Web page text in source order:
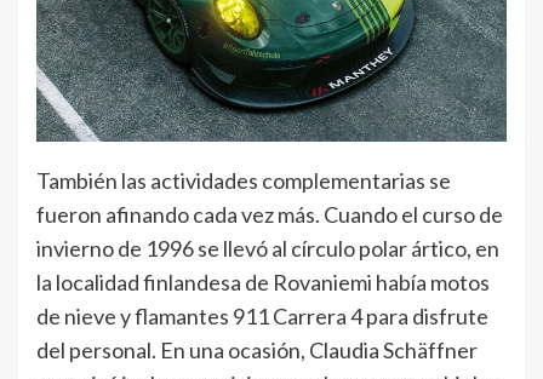
También las actividades complementarias se
fueron afinando cada vez más. Cuando el curso de
invierno de 1996 se llevó al círculo polar ártico, en
la localidad finlandesa de Rovaniemi había motos
de nieve y flamantes 911 Carrera 4 para disfrute
del personal. En una ocasión, Claudia Schäffner